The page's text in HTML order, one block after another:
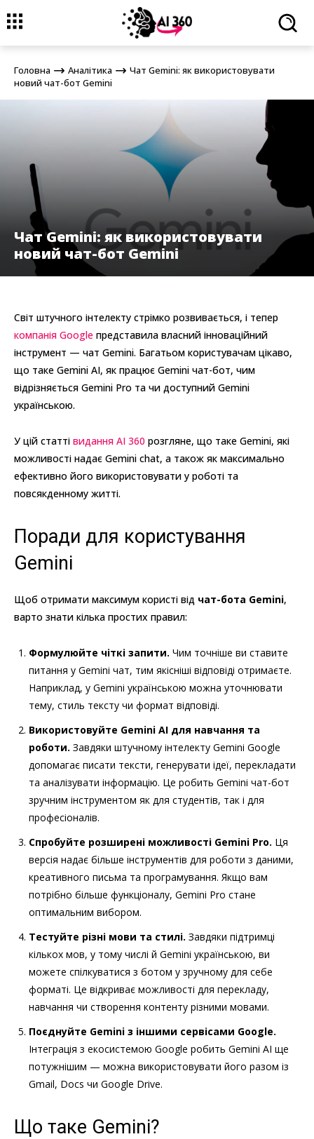
Головна
Чат Gemini: як використовувати новий чат-
бот Gemini
Головна Аналітика
Чат Gemini: як використовувати
новий чат-бот Gemini
Чат Gemini: як використовувати
новий чат-бот Gemini
Світ штучного інтелекту стрімко розвивається, і тепер
компанія Google представила власний інноваційний
інструмент — чат Gemini. Багатьом користувачам цікаво,
що таке Gemini AI, як працює Gemini чат-бот, чим
відрізняється Gemini Pro та чи доступний Gemini
українською.
У цій статті видання AI 360 розгляне, що таке Gemini, які
можливості надає Gemini chat, а також як максимально
ефективно його використовувати у роботі та
повсякденному житті.
Поради для користування
Gemini
Щоб отримати максимум користі від чат-бота Gemini,
варто знати кілька простих правил:
Формулюйте чіткі запити. Чим точніше ви ставите
питання у Gemini чат, тим якісніші відповіді отримаєте.
Наприклад, у Gemini українською можна уточнювати
тему, стиль тексту чи формат відповіді.
Використовуйте Gemini AI для навчання та
роботи. Завдяки штучному інтелекту Gemini Google
допомагає писати тексти, генерувати ідеї, перекладати
та аналізувати інформацію. Це робить Gemini чат-бот
зручним інструментом як для студентів, так і для
професіоналів.
Спробуйте розширені можливості Gemini Pro. Ця
версія надає більше інструментів для роботи з даними,
креативного письма та програмування. Якщо вам
потрібно більше функціоналу, Gemini Pro стане
оптимальним вибором.
Тестуйте різні мови та стилі. Завдяки підтримці
кількох мов, у тому числі й Gemini українською, ви
можете спілкуватися з ботом у зручному для себе
форматі. Це відкриває можливості для перекладу,
навчання чи створення контенту різними мовами.
Поєднуйте Gemini з іншими сервісами Google.
Інтеграція з екосистемою Google робить Gemini AI ще
потужнішим — можна використовувати його разом із
Gmail, Docs чи Google Drive.
Що таке Gemini?